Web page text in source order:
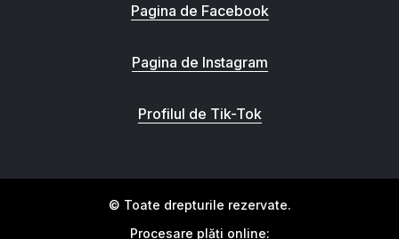
Pagina de Facebook
Pagina de Instagram
Profilul de Tik-Tok
© Toate drepturile rezervate.
Procesare plăți online: